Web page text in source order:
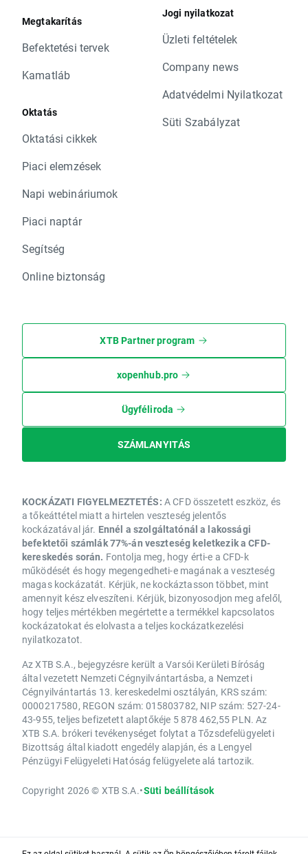
Megtakarítás
Befektetési tervek
Kamatláb
Oktatás
Oktatási cikkek
Piaci elemzések
Napi webináriumok
Piaci naptár
Segítség
Online biztonság
Jogi nyilatkozat
Üzleti feltételek
Company news
Adatvédelmi Nyilatkozat
Süti Szabályzat
XTB Partner program
xopenhub.pro
Ügyféliroda
SZÁMLANYITÁS
KOCKÁZATI FIGYELMEZTETÉS: A CFD összetett eszköz, és
a tőkeáttétel miatt a hirtelen veszteség jelentős
kockázatával jár. Ennél a szolgáltatónál a lakossági
befektetői számlák 77%-án veszteség keletkezik a CFD-
kereskedés során. Fontolja meg, hogy érti-e a CFD-k
működését és hogy megengedheti-e magának a veszteség
magas kockázatát. Kérjük, ne kockáztasson többet, mint
amennyit kész elveszíteni. Kérjük, bizonyosodjon meg afelől,
hogy teljes mértékben megértette a termékkel kapcsolatos
kockázatokat és elolvasta a teljes kockázatkezelési
nyilatkozatot.
Az XTB S.A., bejegyzésre került a Varsói Kerületi Bíróság
által vezetett Nemzeti Cégnyilvántartásba, a Nemzeti
Cégnyilvántartás 13. kereskedelmi osztályán, KRS szám:
0000217580, REGON szám: 015803782, NIP szám: 527-24-
43-955, teljes befizetett alaptőkéje 5 878 462,55 PLN. Az
XTB S.A. brókeri tevékenységet folytat a Tőzsdefelügyeleti
Bizottság által kiadott engedély alapján, és a Lengyel
Pénzügyi Felügyeleti Hatóság felügyelete alá tartozik.
Copyright 2026 © XTB S.A.•Süti beállítások